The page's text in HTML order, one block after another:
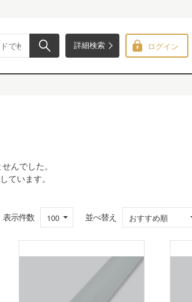
詳細検索 ログイン
んでした。
ています。
表示件数 100 並べ替え おすすめ順